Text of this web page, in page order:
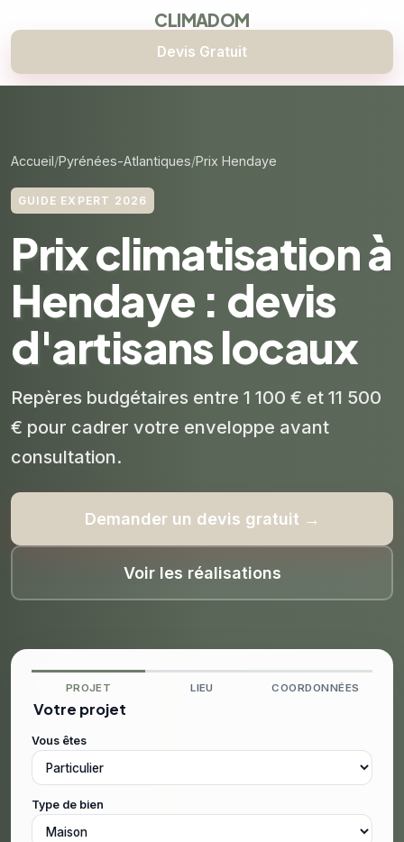
CLIMADOM
Devis Gratuit
Accueil Pyrénées-Atlantiques Prix Hendaye
GUIDE EXPERT 2026
Prix climatisation à
Hendaye : devis
d'artisans locaux
Repères budgétaires entre 1 100 € et 11 500
€ pour cadrer votre enveloppe avant
consultation.
Demander un devis gratuit →
Voir les réalisations
PROJET LIEU COORDONNÉES
Votre projet
Vous êtes
Type de bien